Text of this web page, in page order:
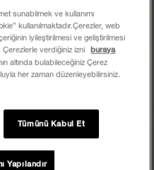
sunabilmek ve kullanımı
kullanılmaktadır.Çerezler, web
içeriğinin iyileştirilmesi ve geliştirilmesi
Çerezlerle verdiğiniz izni
buraya
altında bulabileceğiniz Çerez
her zaman düzenleyebilirsiniz.
Tümünü Kabul Et
Yapılandır